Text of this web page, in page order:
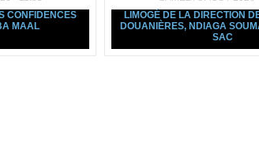
CONFIDENCES
MAAL
LIMOGÉ DE LA DIRECTION
DOUANIÈRES, NDIAGA
SAC